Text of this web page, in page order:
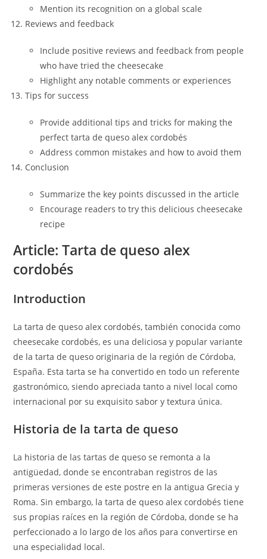
Mention its recognition on a global scale
Reviews and feedback
Include positive reviews and feedback from people
who have tried the cheesecake
Highlight any notable comments or experiences
Tips for success
Provide additional tips and tricks for making the
perfect tarta de queso alex cordobés
Address common mistakes and how to avoid them
Conclusion
Summarize the key points discussed in the article
Encourage readers to try this delicious cheesecake
recipe
Article: Tarta de queso alex
cordobés
Introduction
La tarta de queso alex cordobés, también conocida como
cheesecake cordobés, es una deliciosa y popular variante
de la tarta de queso originaria de la región de Córdoba,
España. Esta tarta se ha convertido en todo un referente
gastronómico, siendo apreciada tanto a nivel local como
internacional por su exquisito sabor y textura única.
Historia de la tarta de queso
La historia de las tartas de queso se remonta a la
antigüedad, donde se encontraban registros de las
primeras versiones de este postre en la antigua Grecia y
Roma. Sin embargo, la tarta de queso alex cordobés tiene
sus propias raíces en la región de Córdoba, donde se ha
perfeccionado a lo largo de los años para convertirse en
una especialidad local.